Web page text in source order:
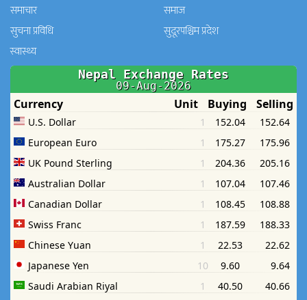
समाचार
समाज
सुचना प्रविधि
सुदूरपश्चिम प्रदेश
स्वास्थ्य